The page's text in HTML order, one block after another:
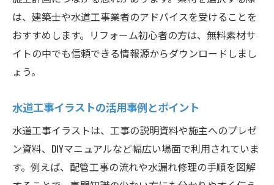
は、建築士や水道工事業者のアドバイスを受けることを
おすすめします。リフォーム初心者の方は、無料素材サ
イトの中でも信頼できる情報源からダウンロードしまし
ょう。
水道工事イラストの活用事例とポイント
水道工事イラストは、工事の説明資料や施主へのプレゼ
ン資料、DIYマニュアルなど幅広い場面で利用されていま
す。例えば、配管工事の流れや水漏れ修理の手順を図解